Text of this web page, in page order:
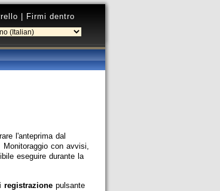
Firmi dentro
l'anteprima dal
con avvisi,
eseguire durante la
registrazione pulsante